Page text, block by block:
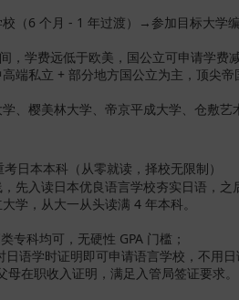
（6 个月 - 1 年过渡）→参加目标大学
，学费远低于欧美，国公立可申请学费
端私立 + 部分地方国公立为主，顶尖
、樱美林大学、帝京平成大学、仓敷艺
日本本科（从零就读，择校无限制）
先入读日本优良语言学校夯实日语，
学，从大一从头读满 4 年本科。
科均可，无硬性 GPA 门槛；
语学时证明即可申请语言学校，不用
在职收入证明，满足入管局签证要求。